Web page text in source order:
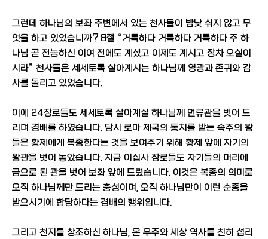
그런데 하나님의 보좌 주변에서 있는 천사들이 밤낮 쉬지 않고 무
엇을 하고 있었습니까? 8절 “거룩하다 거룩하다 거룩하다 주 하
나님 곧 전능하신 이여 전에도 계셨고 이제도 계시고 장차 오실이
시라” 천사들은 세세토록 살아계시는 하나님께 영광과 존귀와 감
사를 돌리고 있었습니다.
이에 24장로들도 세세토록 살아계실 하나님께 면류관을 벗어 드
리며 경배를 하였습니다. 당시 로마 제국의 통치를 받는 속주의 왕
들은 황제에게 복종한다는 것을 보여주기 위해 황제 앞에 자기의
왕관을 벗어 놓았습니다. 지금 이십사 장로들도 자기들의 머리에
금으로 된 관을 벗어 보좌 앞에 드렸습니다. 이것은 복종의 의미로
오직 하나님께만 드리는 충성이며, 오직 하나님만이 이런 순종을
받으시기에 합당하다는 경배의 행위입니다.
그리고 천지를 창조하신 하나님, 온 우주와 세상 역사를 친히 섭리